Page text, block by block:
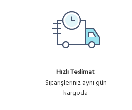
QSFP+
Mode(MM)
No :
U1191
( Direct
No :
U1471
2,700.80₺
+ KDV
Hızlı Teslimat
Siparişleriniz aynı gün
kargoda